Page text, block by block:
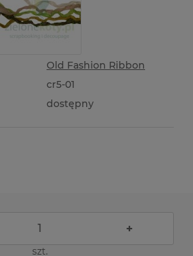
Old Fashion Ribbon
cr5-01
dostępny
+
szt.